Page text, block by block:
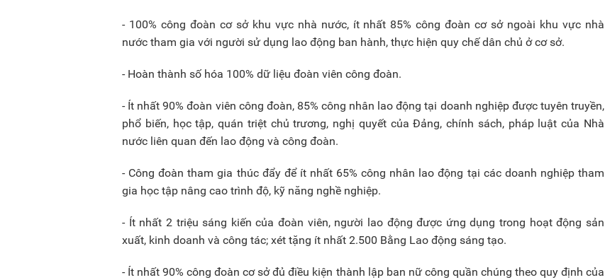
- 100% công đoàn cơ sở khu vực nhà nước, ít nhất 85% công đoàn cơ sở ngoài khu vực nhà
nước tham gia với người sử dụng lao động ban hành, thực hiện quy chế dân chủ ở cơ sở.
- Hoàn thành số hóa 100% dữ liệu đoàn viên công đoàn.
- Ít nhất 90% đoàn viên công đoàn, 85% công nhân lao động tại doanh nghiệp được tuyên truyền,
phổ biến, học tập, quán triệt chủ trương, nghị quyết của Đảng, chính sách, pháp luật của Nhà
nước liên quan đến lao động và công đoàn.
- Công đoàn tham gia thúc đẩy để ít nhất 65% công nhân lao động tại các doanh nghiệp tham
gia học tập nâng cao trình độ, kỹ năng nghề nghiệp.
- Ít nhất 2 triệu sáng kiến của đoàn viên, người lao động được ứng dụng trong hoạt động sản
xuất, kinh doanh và công tác; xét tặng ít nhất 2.500 Bằng Lao động sáng tạo.
- Ít nhất 90% công đoàn cơ sở đủ điều kiện thành lập ban nữ công quần chúng theo quy định của